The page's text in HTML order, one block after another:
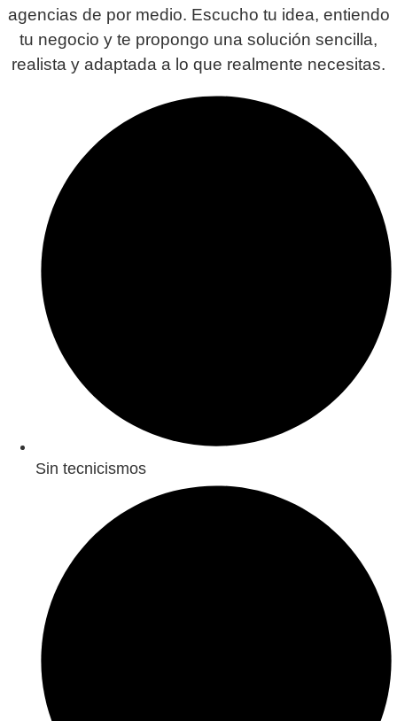
agencias de por medio. Escucho tu idea, entiendo
tu negocio y te propongo una solución sencilla,
realista y adaptada a lo que realmente necesitas.
Sin tecnicismos